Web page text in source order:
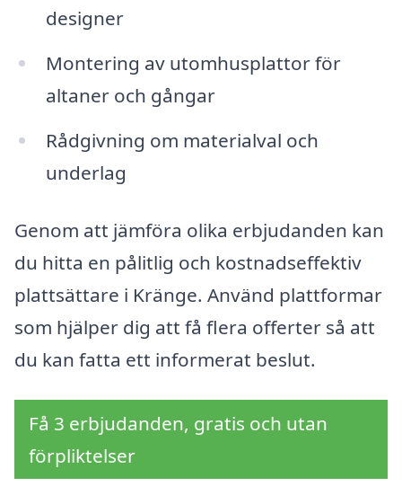
designer
Montering av utomhusplattor för
altaner och gångar
Rådgivning om materialval och
underlag
Genom att jämföra olika erbjudanden kan
du hitta en pålitlig och kostnadseffektiv
plattsättare i Kränge. Använd plattformar
som hjälper dig att få flera offerter så att
du kan fatta ett informerat beslut.
Få 3 erbjudanden, gratis och utan
förpliktelser